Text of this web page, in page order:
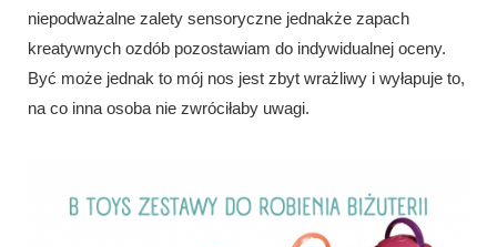
niepodważalne zalety sensoryczne jednakże zapach
kreatywnych ozdób pozostawiam do indywidualnej oceny.
Być może jednak to mój nos jest zbyt wrażliwy i wyłapuje to,
na co inna osoba nie zwróciłaby uwagi.